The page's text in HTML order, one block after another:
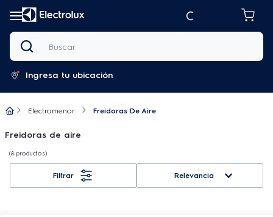
Buscar
Ingresa tu ubicación
Electromenor Freidoras De Aire
Freidoras de aire
8 productos
Relevancia